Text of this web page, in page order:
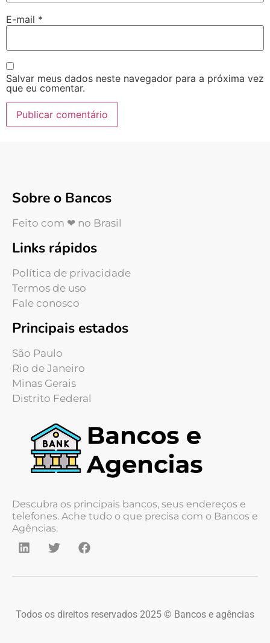
E-mail *
Salvar meus dados neste navegador para a próxima vez
que eu comentar.
Sobre o Bancos
Feito com ❤ no Brasil
Links rápidos
Política de privacidade
Termos de uso
Fale conosco
Principais estados
São Paulo
Rio de Janeiro
Minas Gerais
Distrito Federal
Descubra os principais bancos, seus endereços e
telefones. Ache tudo o que precisa com o Bancos e
Agências.
Todos os direitos reservados 2025 © Bancos e agências